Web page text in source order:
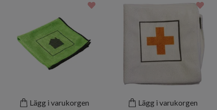
Lägg i varukorgen Lägg i varukorgen